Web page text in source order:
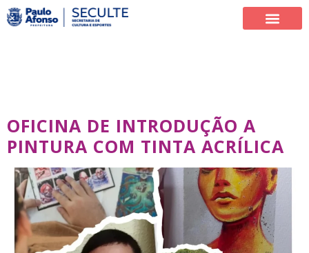
OFICINA DE INTRODUÇÃO A
PINTURA COM TINTA ACRÍLICA